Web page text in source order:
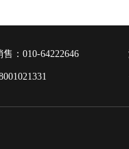
： 010-64222646
：18001021331